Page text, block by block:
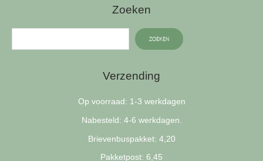
Zoeken
ZOEKEN
Verzending
Op voorraad: 1-3 werkdagen
Nabesteld: 4-6 werkdagen.
Brievenbuspakket: 4,20
Pakketpost: 6,45